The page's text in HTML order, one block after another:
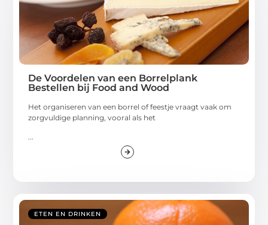
De Voordelen van een Borrelplank
Bestellen bij Food and Wood
Het organiseren van een borrel of feestje vraagt vaak om
zorgvuldige planning, vooral als het
...
ETEN EN DRINKEN